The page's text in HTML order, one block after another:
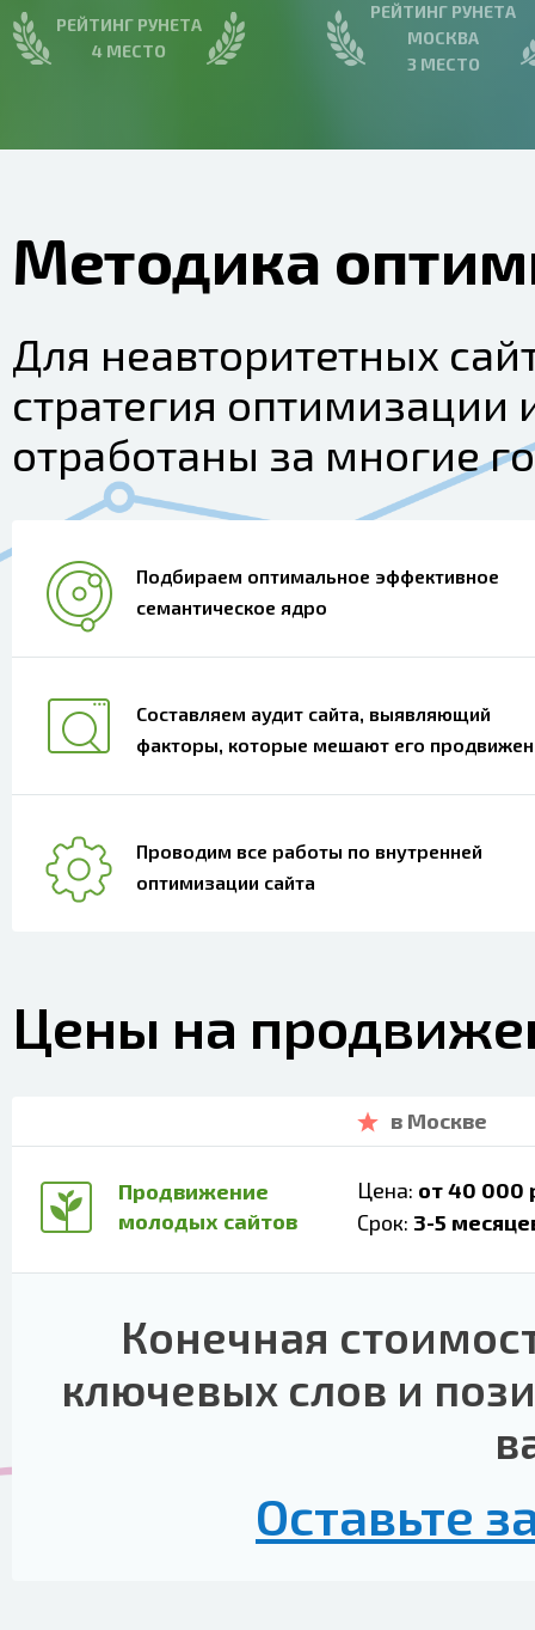
РЕЙТИНГ РУНЕТА
4 МЕСТО
РЕЙТИНГ РУНЕТА
МОСКВА
3 МЕСТО
Методика
Для неавторитетных
стратегия оптимизации
отработаны за многие
Подбираем оптимальное эффективное
семантическое ядро
Составляем аудит сайта, выявляющий
факторы, которые мешают его
Проводим все работы по внутренней
оптимизации сайта
Цены на
в Москве
Продвижение
молодых сайтов
Цена: от 40 000
Срок: 3-5
Конечная
ключевых слов и
Оставьте